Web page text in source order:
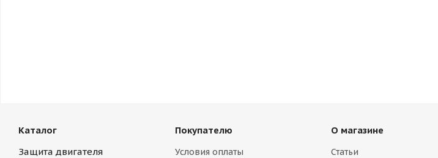
Каталог
Защита двигателя
Покупателю
Условия оплаты
О магазине
Статьи